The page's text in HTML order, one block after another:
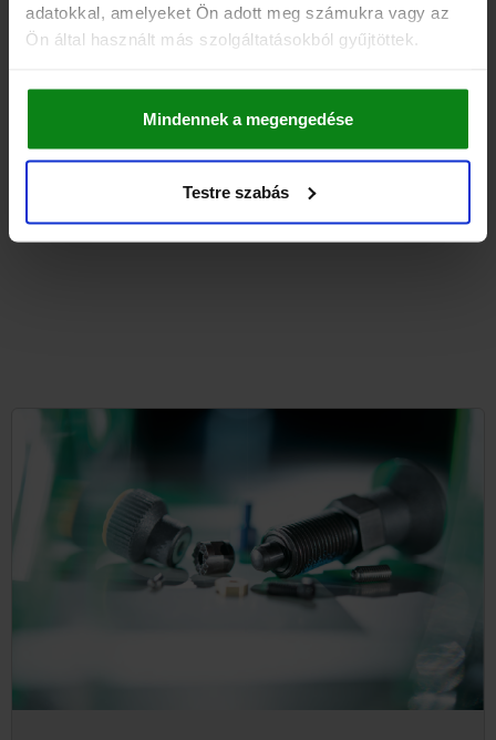
adatokkal, amelyeket Ön adott meg számukra vagy az
Ön által használt más szolgáltatásokból gyűjtöttek.
Mindennek a megengedése
Testre szabás
RÉSZLETEK